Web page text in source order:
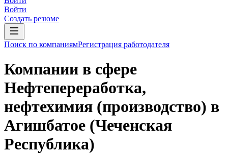
Войти
Создать резюме
Поиск по компаниямРегистрация работодателя
Компании в сфере
Нефтепереработка,
нефтехимия (производство) в
Агишбатое (Чеченская
Республика)